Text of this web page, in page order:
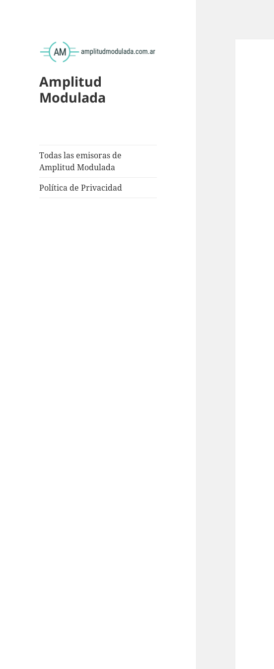
Amplitud
Modulada
Todas las emisoras de
Amplitud Modulada
Política de Privacidad